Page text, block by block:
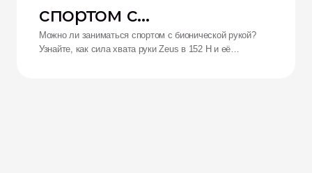
спортом с
бионической рукой?
Можно ли заниматься спортом с бионической рукой?
Узнайте, как сила хвата руки Zeus в 152 Н и её